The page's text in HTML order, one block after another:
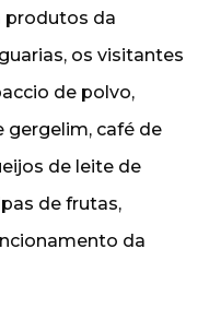
produtos da
os visitantes
de polvo,
gergelim, café de
de leite de
de frutas,
da